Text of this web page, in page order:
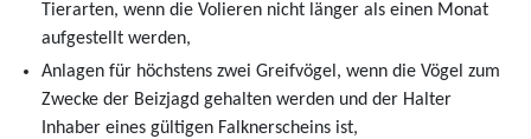
Tierarten, wenn die Volieren nicht länger als einen Monat
aufgestellt werden,
Anlagen für höchstens zwei Greifvögel, wenn die Vögel zum
Zwecke der Beizjagd gehalten werden und der Halter
Inhaber eines gültigen Falknerscheins ist,